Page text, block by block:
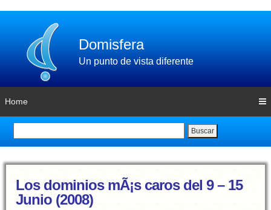
Domisfera
Un punto de vista diferente
Home
Buscar
Los dominios mÃ¡s caros del 9 – 15
Junio (2008)